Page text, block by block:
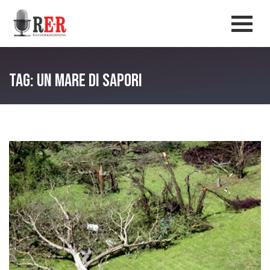
Salta al contenuto principale
Tag: Un mare di sapori